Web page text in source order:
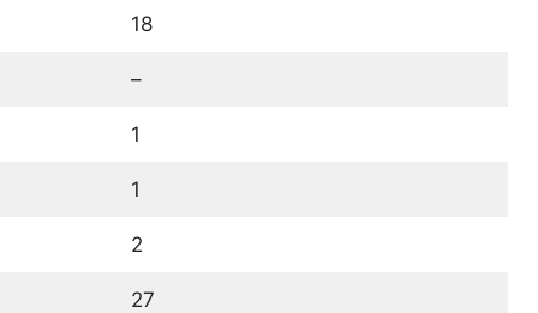
18
–
1
1
2
27